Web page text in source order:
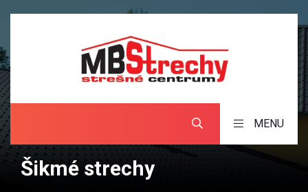
MENU
Šikmé strechy